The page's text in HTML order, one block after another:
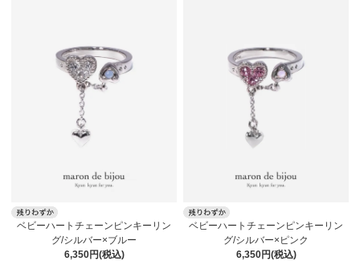
ベビーハートチェーンピンキーリン
グ/シルバー×ブルー
6,350円(税込)
ベビーハートチェーンピンキーリン
グ/シルバー×ピンク
6,350円(税込)